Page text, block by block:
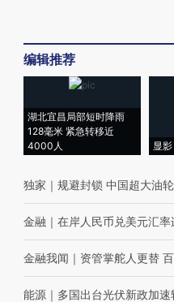
编辑推荐
湖北宜昌局部短时降雨
128毫米 紧急转移近
4000人
显
独家 ｜ 规避封锁 中国超大油
金融 ｜ 在岸人民币兑美元汇
金融我闻 ｜ 资管掌舵人更替
能源 ｜ 多国出台光伏新政加速